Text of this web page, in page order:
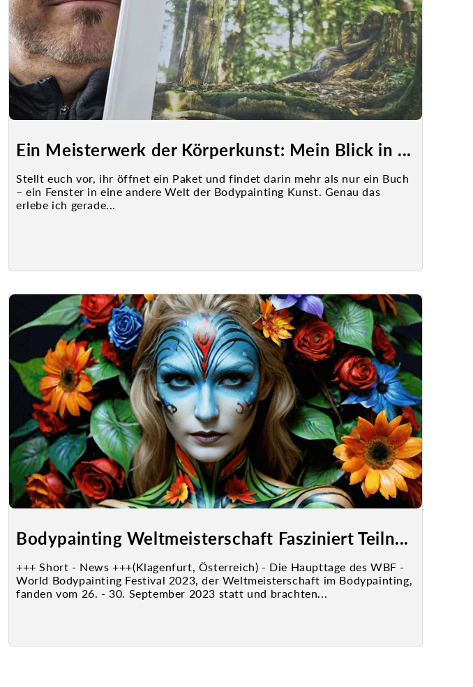
Ein Meisterwerk der Körperkunst: Mein Blick in ...
Stellt euch vor, ihr öffnet ein Paket und findet darin mehr als nur ein Buch
– ein Fenster in eine andere Welt der Bodypainting Kunst. Genau das
erlebe ich gerade...
Bodypainting Weltmeisterschaft Fasziniert Teiln...
+++ Short - News +++(Klagenfurt, Österreich) - Die Haupttage des WBF -
World Bodypainting Festival 2023, der Weltmeisterschaft im Bodypainting,
fanden vom 26. - 30. September 2023 statt und brachten...